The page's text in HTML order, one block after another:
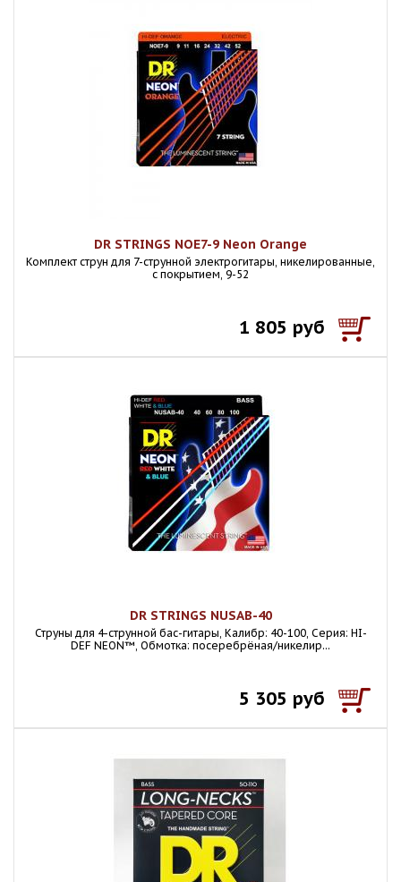
DR STRINGS NOE7-9 Neon Orange
Комплект струн для 7-струнной электрогитары, никелированные,
с покрытием, 9-52
1 805 руб
DR STRINGS NUSAB-40
Струны для 4-струнной бас-гитары, Калибр: 40-100, Серия: HI-
DEF NEON™, Обмотка: посеребрёная/никелир...
5 305 руб